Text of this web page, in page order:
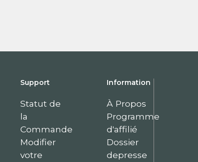
Support
Statut de
la
Commande
Modifier
votre
Information
À Propos
Programme
d'affilié
Dossier
depresse